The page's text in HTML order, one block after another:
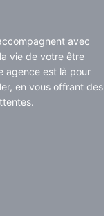
avec
vie de votre être
agence est là pour
en vous offrant des